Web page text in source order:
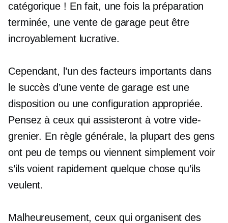
catégorique ! En fait, une fois la préparation
terminée, une vente de garage peut être
incroyablement lucrative.
Cependant, l’un des facteurs importants dans
le succès d’une vente de garage est une
disposition ou une configuration appropriée.
Pensez à ceux qui assisteront à votre vide-
grenier. En règle générale, la plupart des gens
ont peu de temps ou viennent simplement voir
s’ils voient rapidement quelque chose qu’ils
veulent.
Malheureusement, ceux qui organisent des